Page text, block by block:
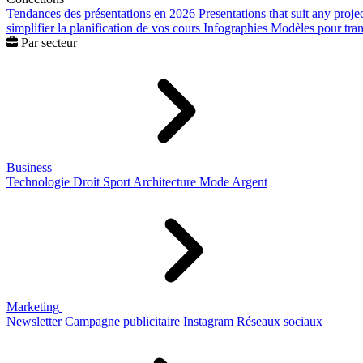
Tendances des présentations en 2026 Presentations that suit any
simplifier la planification de vos cours Infographies Modèles pour
Par secteur
Business
Technologie Droit Sport Architecture Mode Argent
Marketing
Newsletter Campagne publicitaire Instagram Réseaux sociaux